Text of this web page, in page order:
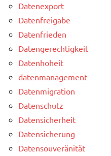
Datenexport
Datenfreigabe
Datenfrieden
Datengerechtigkeit
Datenhoheit
datenmanagement
Datenmigration
Datenschutz
Datensicherheit
Datensicherung
Datensouveränität